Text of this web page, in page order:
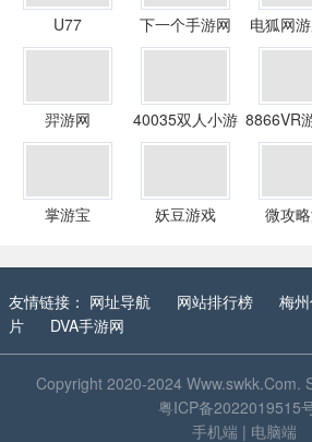
U77 下一个手游网 电狐网
羿游网
40035双人小游
戏网
8866VR
掌游宝 妖豆游戏 微攻
友情链接： 网址导航 网站排行榜 梅
片
DVA手游网
Copyright 2020-2024 Www.swkk.Com.
粤ICP备2022019515
手机端 | 电脑端